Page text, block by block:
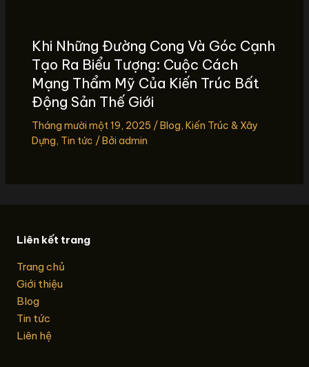
Khi Những Đường Cong Và Góc Cạnh
Tạo Ra Biểu Tượng: Cuộc Cách
Mạng Thẩm Mỹ Của Kiến Trúc Bất
Động Sản Thế Giới
Tháng mười một 19, 2025 / Blog, Kiến Trúc & Xây
Dựng, Tin tức / Bởi admin
Liên kết trang
Trang chủ
Giới thiệu
Blog
Tin tức
Liên hệ